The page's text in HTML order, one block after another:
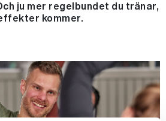
ju mer regelbundet du tränar,
kommer.